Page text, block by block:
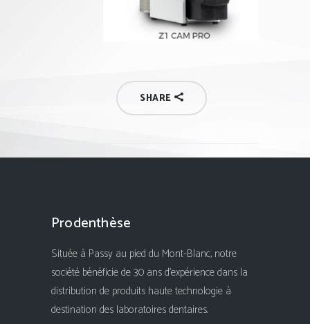
SHARE
Prodenthèse
Située à Passy au pied du Mont-Blanc, notre
société bénéficie de 30 ans d'expérience dans la
distribution de produits haute technologie à
destination des laboratoires dentaires.